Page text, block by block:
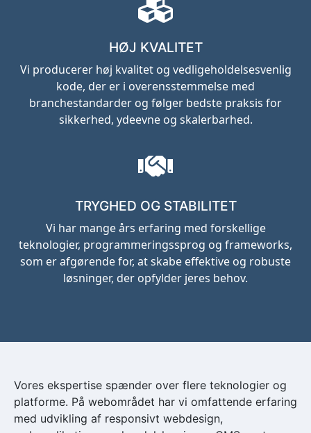
HØJ KVALITET
Vi producerer høj kvalitet og vedligeholdelsesvenlig
kode, der er i overensstemmelse med
branchestandarder og følger bedste praksis for
sikkerhed, ydeevne og skalerbarhed.
TRYGHED OG STABILITET
Vi har mange års erfaring med forskellige
teknologier, programmeringssprog og frameworks,
som er afgørende for, at skabe effektive og robuste
løsninger, der opfylder jeres behov.
Vores ekspertise spænder over flere teknologier og
platforme. På webområdet har vi omfattende erfaring
med udvikling af responsivt webdesign,